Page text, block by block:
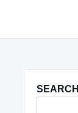
SEARCH